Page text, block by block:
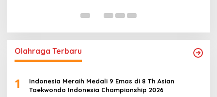
Olahraga Terbaru
1
Indonesia Meraih Medali 9 Emas di 8 Th Asian
Taekwondo Indonesia Championship 2026